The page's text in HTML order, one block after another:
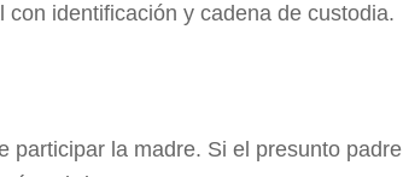
identificación y cadena de custodia.
participar la madre. Si el presunto padre